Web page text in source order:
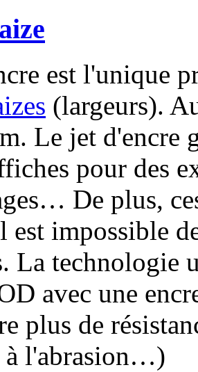
est l'unique
(largeurs).
Le jet d'encre
pour des
De plus,
est impossible
La technologie
avec une
plus de
à l'abrasion…)